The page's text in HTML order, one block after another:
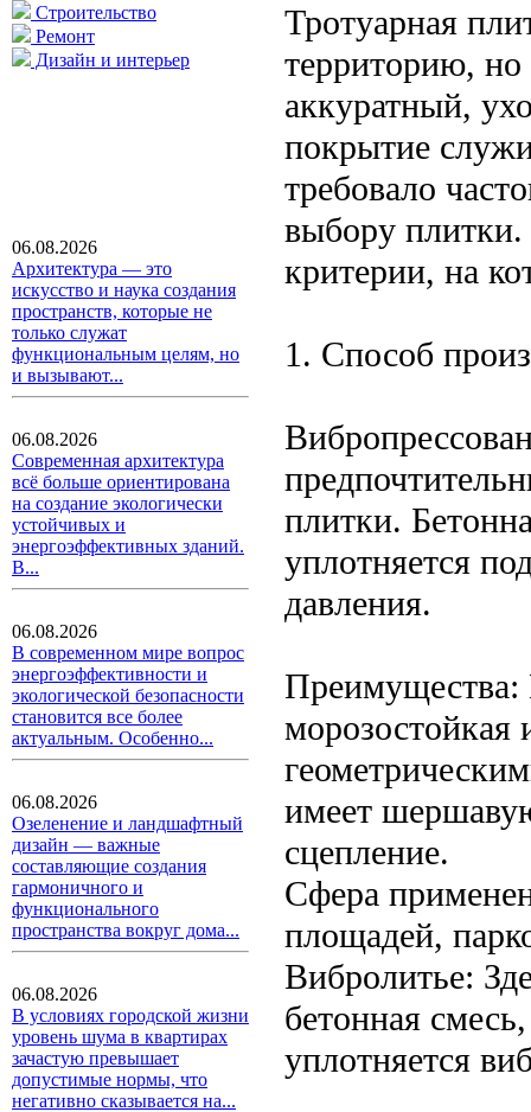
Строительство
Ремонт
Дизайн и интерьер
06.08.2026
Архитектура — это
искусство и наука создания
пространств, которые не
только служат
функциональным целям, но
и вызывают...
06.08.2026
Современная архитектура
всё больше ориентирована
на создание экологически
устойчивых и
энергоэффективных зданий.
В...
06.08.2026
В современном мире вопрос
энергоэффективности и
экологической безопасности
становится все более
актуальным. Особенно...
06.08.2026
Озеленение и ландшафтный
дизайн — важные
составляющие создания
гармоничного и
функционального
пространства вокруг дома...
06.08.2026
В условиях городской жизни
уровень шума в квартирах
зачастую превышает
допустимые нормы, что
негативно сказывается на...
Тротуарная
территорию, но
аккуратный,
покрытие
требовало
выбору плитки.
критерии, на
1. Способ
плитки.
уплотняется
давления.
Преимущества:
морозостойкая
имеет
сцепление.
Сфера
площадей,
Вибролитье:
бетонная
уплотняется